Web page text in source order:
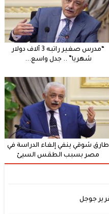
“مدرس صغير راتبه 3 آلاف دولار
شهريا” .. جدل واسع...
طارق شوقي ينفي إلغاء الدراسة في
مصر بسبب الطقس السيئ